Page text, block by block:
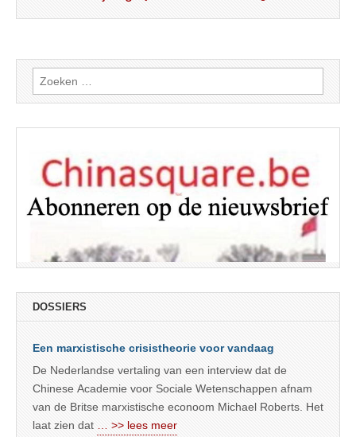
Zoeken
naar:
DOSSIERS
Een marxistische crisistheorie voor vandaag
De Nederlandse vertaling van een interview dat de
Chinese Academie voor Sociale Wetenschappen afnam
van de Britse marxistische econoom Michael Roberts. Het
laat zien dat
… >> lees meer